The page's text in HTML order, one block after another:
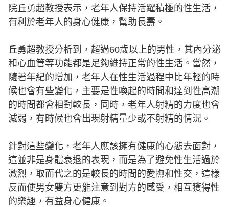
院丘勇超教授表示，老年人保持活躍積極的性生活，
有利於老年人的身心健康，幫助長壽。
丘勇超教授分析到，超過60歲以上的男性，其內分泌
和心血管等功能都是足夠維持正常的性生活。當然，
隨著年紀的增加，老年人在性生活過程中比年輕的時
候也會有些變化，主要是性喚起的時間和達到性高潮
的時間都會相對較長，同時，老年人射精的力度也會
減弱，有時候也會出現射精量少或不射精的情況。
針對這些變化，老年人應該擁有健康的心態去面對，
這並非是身體衰退的表現，而是為了避免性生活過於
激烈，取而代之的是較長的時間的愛撫和性交，這樣
反而使男女雙方更能注意到對方的感受，相互獲得性
的樂趣，有益身心健康。